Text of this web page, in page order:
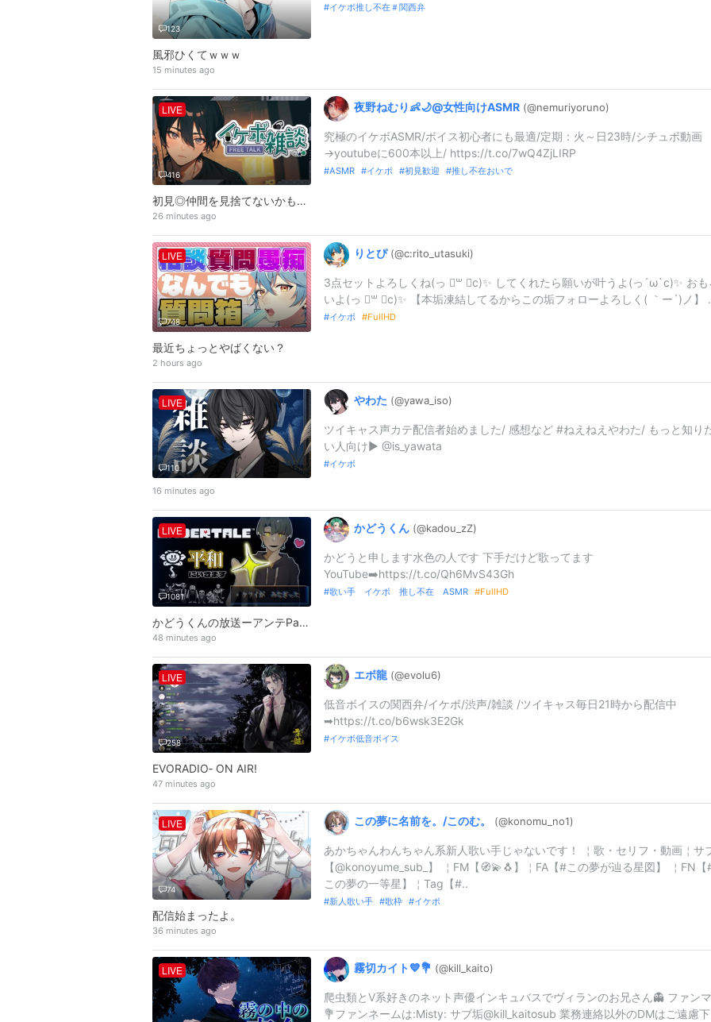
123
風邪ひくてｗｗｗ
15 minutes ago
イケボ推し不在＃関西弁
LIVE
416
初見◎仲間を見捨てないかもDBD
26 minutes ago
夜野ねむり👶🌙@女性向けASMR (@nemuriyoruno)
究極のイケボASMR/ボイス初心者にも最適/定期：火～日23時/シチュボ動画
→youtubeに600本以上/ https://t.co/7wQ4ZjLIRP
ASMR イケボ 初見歓迎 推し不在おいで
LIVE
748
最近ちょっとやばくない？
2 hours ago
りとぴ (@c:rito_ utasuki)
3点セットよろしくね‪(っ ॑꒳ ॑c)✨ してくれたら願いが叶うよ(っ´ω`c)✨️ おも
いよ‪(っ ॑꒳ ॑c)✨ 【本垢凍結してるからこの垢フォローよろしく( ｀ー´)ノ】
イケボ FullHD
LIVE
110
16 minutes ago
やわた (@yawa_ iso)
ツイキャス声カテ配信者始めました/ 感想など #ねえねえやわた/ もっと知り
い人向け▶︎ @is_yawata
イケボ
LIVE
1081
かどうくんの放送ーアンテPart3
48 minutes ago
かどうくん (@kadou_ zZ)
かどうと申します水色の人です 下手だけど歌ってます
YouTube➡️https://t.co/Qh6MvS43Gh
歌い手 イケボ 推し不在 ASMR FullHD
LIVE
258
EVORADIO‐ ON AIR!
47 minutes ago
エボ龍 (@evolu6)
低音ボイスの関西弁/イケボ/渋声/雑談 /ツイキャス毎日21時から配信中
➡https://t.co/b6wsk3E2Gk
イケボ低音ボイス
LIVE
74
配信始まったよ。
36 minutes ago
この夢に名前を。/このむ。 (@konomu_ no1)
あかちゃんわんちゃん系新人歌い手じゃないです！ ￤歌・セリフ・動画￤サ
【@konoyume_sub_】 ￤FM【🧭💫🐧】￤FA【#この夢が辿る星図】 ￤FN【
この夢の一等星】￤Tag【#..
新人歌い手 歌枠 イケボ
LIVE 霧切カイト💙💐 (@kill_ kaito)
爬虫類とV系好きのネット声優インキュバスでヴィランのお兄さん👻 ファン
💐ファンネームは:Misty: サブ垢@kill_kaitosub 業務連絡以外のDMはご遠慮